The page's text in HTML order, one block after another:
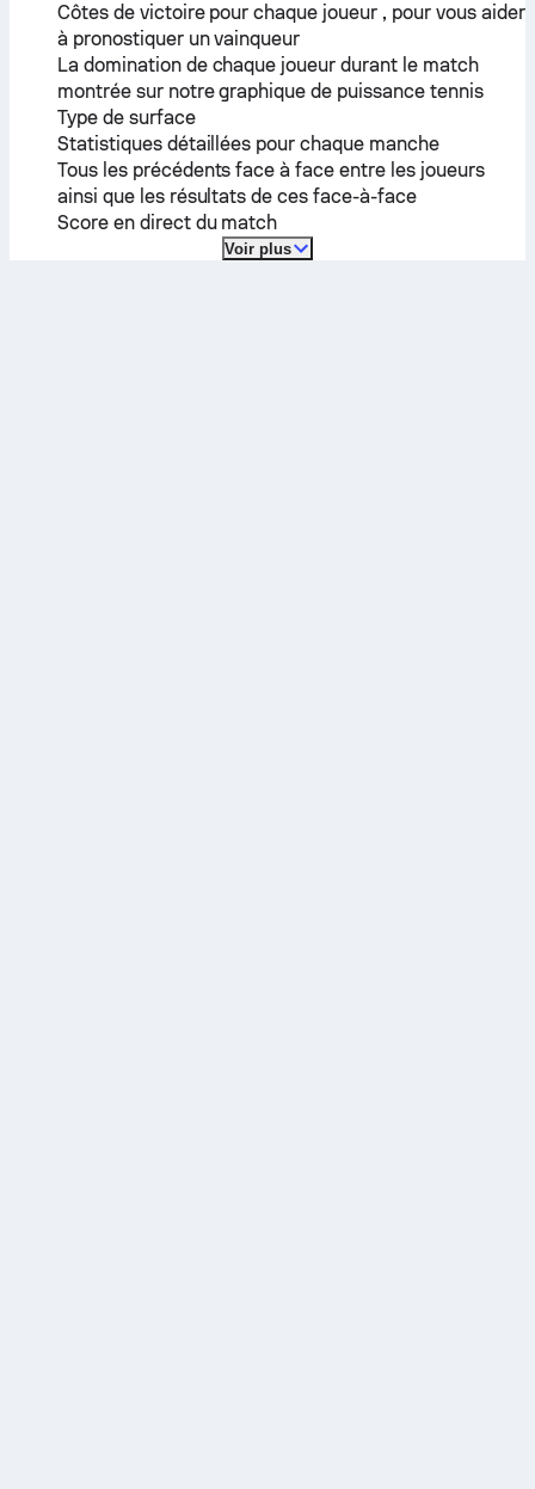
Côtes de victoire pour chaque joueur , pour vous aider
à pronostiquer un vainqueur
La domination de chaque joueur durant le match
montrée sur notre graphique de puissance tennis
Type de surface
Statistiques détaillées pour chaque manche
Tous les précédents face à face entre les joueurs
ainsi que les résultats de ces face-à-face
Score en direct du match
Voir plus